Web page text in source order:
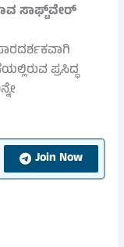
ಸಾಫ್ಟ್‌ವೇರ್
ಪ್ರಸಿದ್ಧ
Join Now